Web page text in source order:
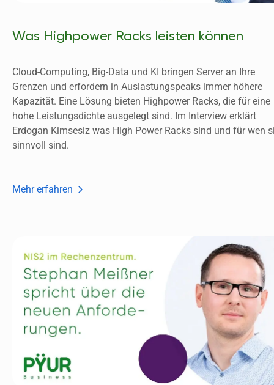
Was Highpower Racks leisten können
Cloud-Computing, Big-Data und KI bringen Server an Ihre
Grenzen und erfordern in Auslastungspeaks immer höhere
Kapazität. Eine Lösung bieten Highpower Racks, die für eine
hohe Leistungsdichte ausgelegt sind. Im Interview erklärt
Erdogan Kimsesiz was High Power Racks sind und für wen
sinnvoll sind.
Mehr erfahren